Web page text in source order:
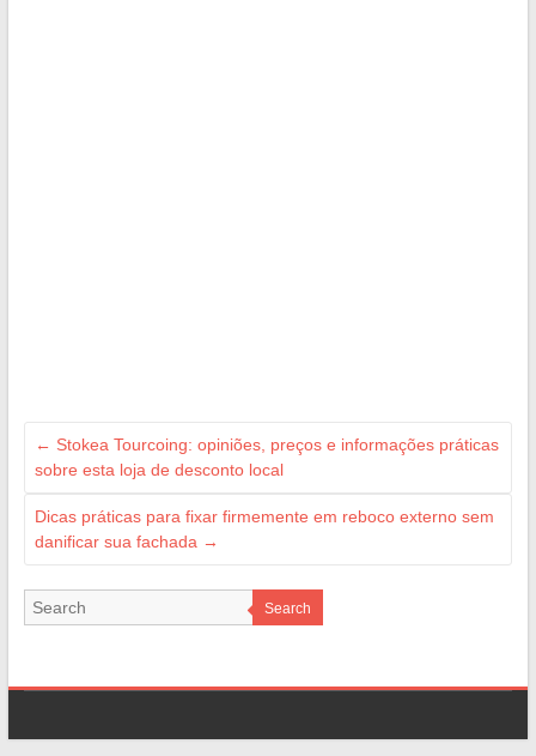
← Stokea Tourcoing: opiniões, preços e informações práticas
sobre esta loja de desconto local
Dicas práticas para fixar firmemente em reboco externo sem
danificar sua fachada →
Search